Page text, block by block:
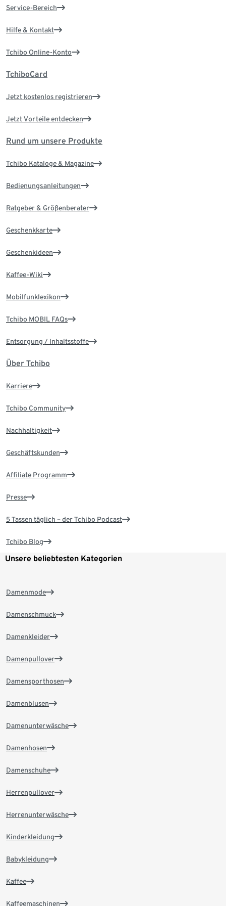
Service-Bereich
Hilfe & Kontakt
Tchibo Online-Konto
TchiboCard
Jetzt kostenlos registrieren
Jetzt Vorteile entdecken
Rund um unsere Produkte
Tchibo Kataloge & Magazine
Bedienungsanleitungen
Ratgeber & Größenberater
Geschenkkarte
Geschenkideen
Kaffee-Wiki
Mobilfunklexikon
Tchibo MOBIL FAQs
Entsorgung / Inhaltsstoffe
Über Tchibo
Karriere
Tchibo Community
Nachhaltigkeit
Geschäftskunden
Affiliate Programm
Presse
5 Tassen täglich – der Tchibo Podcast
Tchibo Blog
Unsere beliebtesten Kategorien
Damenmode
Damenschmuck
Damenkleider
Damenpullover
Damensporthosen
Damenblusen
Damenunterwäsche
Damenhosen
Damenschuhe
Herrenpullover
Herrenunterwäsche
Kinderkleidung
Babykleidung
Kaffee
Kaffeemaschinen